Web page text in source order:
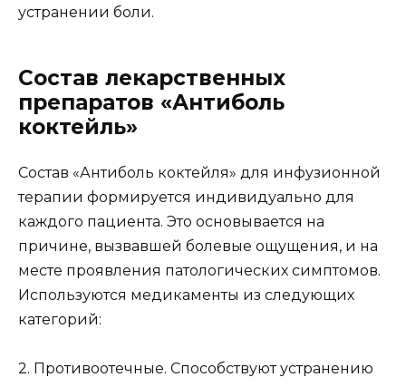
устранении боли.
Состав лекарственных
препаратов «Антиболь
коктейль»
Состав «Антиболь коктейля» для инфузионной
терапии формируется индивидуально для
каждого пациента. Это основывается на
причине, вызвавшей болевые ощущения, и на
месте проявления патологических симптомов.
Используются медикаменты из следующих
категорий:
2. Противоотечные. Способствуют устранению